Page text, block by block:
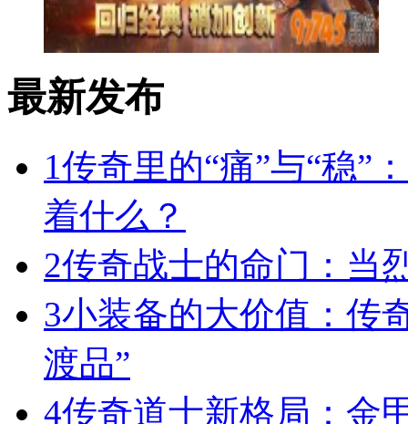
最新发布
1传奇里的“痛”与“稳”
着什么？
2传奇战士的命门：当
3小装备的大价值：传
渡品”
4传奇道士新格局：金